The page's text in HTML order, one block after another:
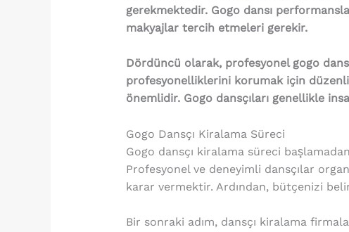
gerekmektedir. Gogo dansı
makyajlar tercih etmeleri gerekir.
Dördüncü olarak, profesyonel gogo
profesyonelliklerini korumak için
önemlidir. Gogo dansçıları genellikle
Gogo Dansçı Kiralama Süreci
Gogo dansçı kiralama süreci
Profesyonel ve deneyimli dansçılar
karar vermektir. Ardından, bütçenizi
Bir sonraki adım, dansçı kiralama